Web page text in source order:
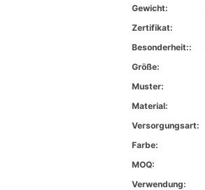
Gewicht:
Zertifikat:
Besonderheit::
Größe:
Muster:
Material:
Versorgungsart:
Farbe:
MOQ:
Verwendung: